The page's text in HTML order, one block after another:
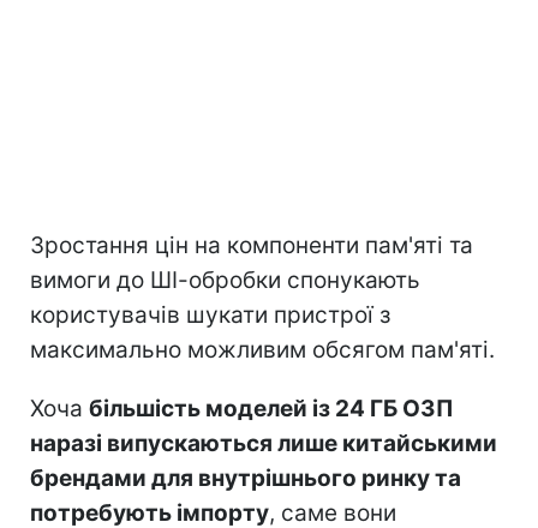
Зростання цін на компоненти пам'яті та
вимоги до ШІ-обробки спонукають
користувачів шукати пристрої з
максимально можливим обсягом пам'яті.
Хоча більшість моделей із 24 ГБ ОЗП
наразі випускаються лише китайськими
брендами для внутрішнього ринку та
потребують імпорту, саме вони